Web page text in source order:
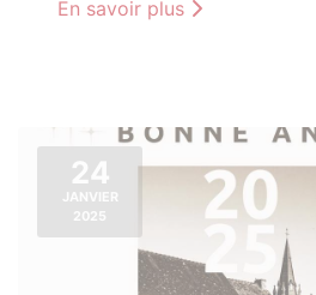
En savoir plus
24
JANVIER
2025